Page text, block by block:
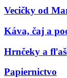
Vecičky od
Káva, čaj a
Hrnčeky a
Papiernictvo